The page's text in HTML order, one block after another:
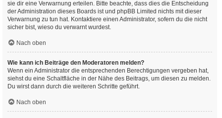
sie dir eine Verwarnung erteilen. Bitte beachte, dass dies die Entscheidung
der Administration dieses Boards ist und phpBB Limited nichts mit dieser
Verwarnung zu tun hat. Kontaktiere einen Administrator, sofern du die nicht
sicher bist, wieso du verwarnt wurdest.
Nach oben
Wie kann ich Beiträge den Moderatoren melden?
Wenn ein Administrator die entsprechenden Berechtigungen vergeben hat,
siehst du eine Schaltfläche in der Nähe des Beitrags, um diesen zu melden.
Du wirst dann durch die weiteren Schritte geführt.
Nach oben